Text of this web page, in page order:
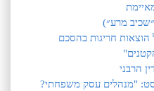
מרע״)
הוצאות חריגות בהסכם
הרבני
"מנהלים עסק משפחתי?